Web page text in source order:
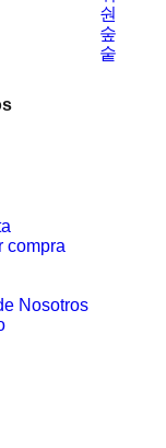
compra
Nosotros